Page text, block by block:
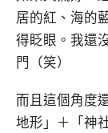
居的紅、海的
得眨眼。我還
門（笑）
而且這個角度
地形」＋「神